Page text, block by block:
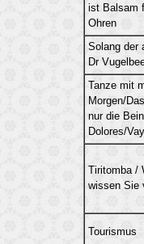
ist Balsam
Ohren
Solang der
Dr
Tanze mit
Morgen/
nur die
Dolores/
Tiritomba /
wissen Sie
Tourismus